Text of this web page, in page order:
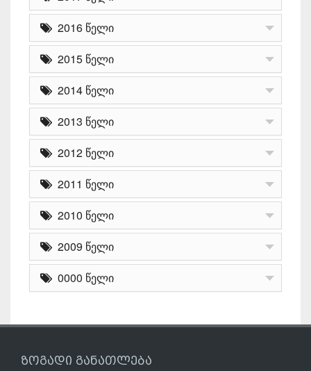
2016 წელი
2015 წელი
2014 წელი
2013 წელი
2012 წელი
2011 წელი
2010 წელი
2009 წელი
0000 წელი
ზოგადი განათლება